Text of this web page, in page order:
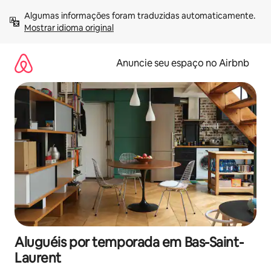
para
Mostrar idioma original
Anuncie seu espaço no Airbnb
Aluguéis por temporada em Bas-Saint-
Laurent